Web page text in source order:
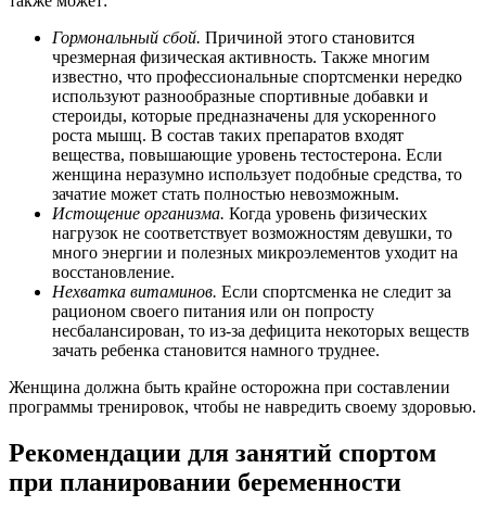
Гормональный сбой. Причиной этого становится
чрезмерная физическая активность. Также многим
известно, что профессиональные спортсменки нередко
используют разнообразные спортивные добавки и
стероиды, которые предназначены для ускоренного
роста мышц. В состав таких препаратов входят
вещества, повышающие уровень тестостерона. Если
женщина неразумно использует подобные средства, то
зачатие может стать полностью невозможным.
Истощение организма. Когда уровень физических
нагрузок не соответствует возможностям девушки, то
много энергии и полезных микроэлементов уходит на
восстановление.
Нехватка витаминов. Если спортсменка не следит за
рационом своего питания или он попросту
несбалансирован, то из-за дефицита некоторых веществ
зачать ребенка становится намного труднее.
Женщина должна быть крайне осторожна при составлении
программы тренировок, чтобы не навредить своему здоровью.
Рекомендации для занятий спортом
при планировании беременности